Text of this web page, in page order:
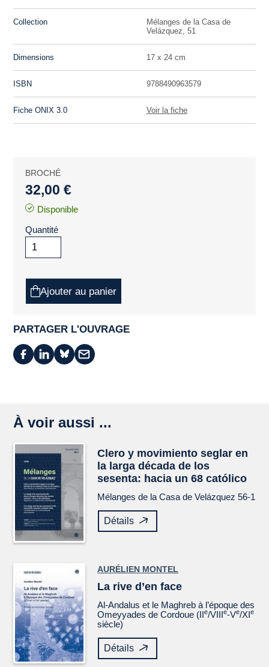
Collection
Mélanges de la Casa de
Velázquez, 51
Dimensions 17 x 24 cm
ISBN 9788490963579
Fiche ONIX 3.0 Voir la fiche
BROCHÉ
32,00 €
Disponible
Quantité
Ajouter au panier
PARTAGER L'OUVRAGE
À voir aussi ...
Clero y movimiento seglar en
la larga década de los
sesenta: hacia un 68 católico
Mélanges de la Casa de Velázquez 56-1
Détails
AURÉLIEN MONTEL
La rive d’en face
Al-Andalus et le Maghreb à l’époque des
Omeyyades de Cordoue (IIe/VIIIe-Ve/XIe
siècle)
Détails